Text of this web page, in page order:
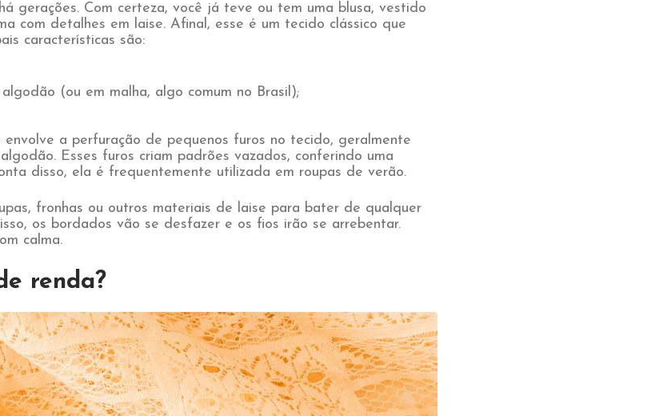
gerações. Com certeza, você já teve ou tem uma blusa, vestido
com detalhes em laise. Afinal, esse é um tecido clássico que
características são:
(ou em malha, algo comum no Brasil);
a perfuração de pequenos furos no tecido, geralmente
Esses furos criam padrões vazados, conferindo uma
disso, ela é frequentemente utilizada em roupas de verão.
fronhas ou outros materiais de laise para bater de qualquer
os bordados vão se desfazer e os fios irão se arrebentar.
calma.
renda?